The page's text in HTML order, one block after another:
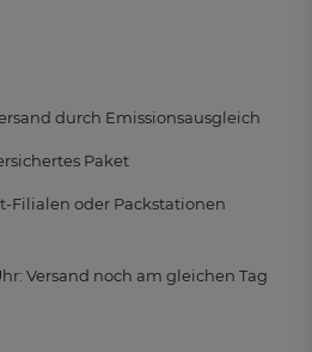
durch Emissionsausgleich
Paket
Filialen oder Packstationen
Versand noch am gleichen Tag